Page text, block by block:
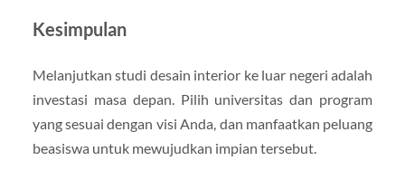
Kesimpulan
Melanjutkan studi desain interior ke luar negeri adalah
investasi masa depan. Pilih universitas dan program
yang sesuai dengan visi Anda, dan manfaatkan peluang
beasiswa untuk mewujudkan impian tersebut.